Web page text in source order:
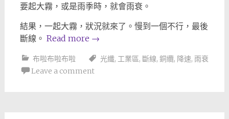
要起大霧，或是雨季時，就會雨衰。
結果，一起大霧，狀況就來了。慢到一個不行，最後
斷線。 Read more →
布啦布啦布啦 光纖, 工業區, 斷線, 銅纜, 降速, 雨衰
Leave a comment